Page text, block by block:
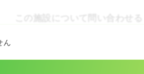
この施設について問い合わせる
ん